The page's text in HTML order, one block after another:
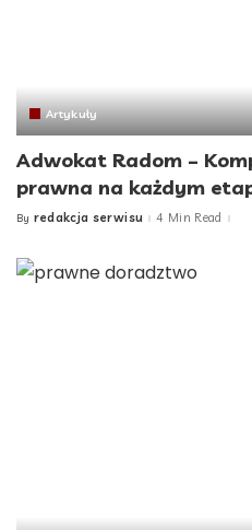
Artykuły
Adwokat Radom –
prawna na każdym
Posted
By redakcja serwisu 4 Min Read